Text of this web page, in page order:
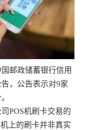
邮政储蓄银行信用
，公告表示对9家
POS机刷卡交易的
上的刷卡并非真实